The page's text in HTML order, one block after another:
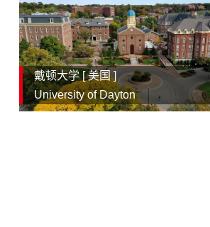
戴顿大学 [美国]
University of Dayton